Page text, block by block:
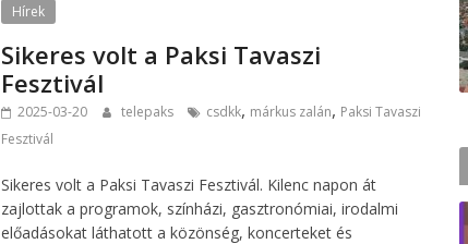
Hírek
Sikeres volt a Paksi Tavaszi
Fesztivál
2025-03-20 telepaks csdkk, márkus zalán, Paksi Tavaszi
Fesztivál
Sikeres volt a Paksi Tavaszi Fesztivál. Kilenc napon át
zajlottak a programok, színházi, gasztronómiai, irodalmi
előadásokat láthatott a közönség, koncerteket és